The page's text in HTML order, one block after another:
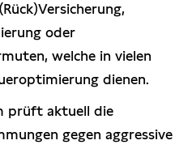
oder
welche in vielen
dienen.
prüft aktuell die
gegen aggressive